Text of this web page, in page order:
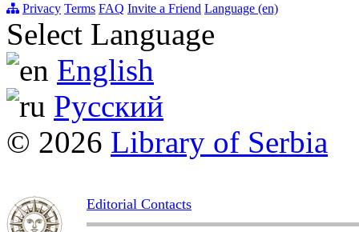
Privacy Terms FAQ Invite a Friend Language (en)
Select Language
English
Русский
© 2026 Library of Serbia
Editorial Contacts